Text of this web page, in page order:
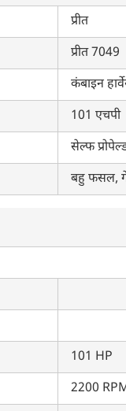
प्रीत
प्रीत 7049
कंबाइन
101 एचपी
सेल्फ
बहु फसल,
101 HP
2200